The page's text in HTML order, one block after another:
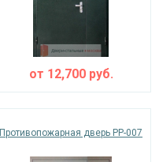
от 12,700руб.
Противопожарная дверь PP-007